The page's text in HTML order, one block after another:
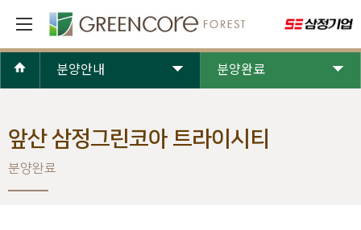
분양안내 분양완료
앞산 삼정그린코아 트라이시티
분양완료